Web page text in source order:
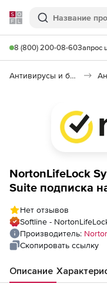
Softline
Поиск
8 (800) 200-08-60Запрос
Антивирусы и безопасность
NortonLifeLock
Suite подписка
Количество
Нет отзывов
Softline -
Производитель:
Скопировать ссылку
Описание